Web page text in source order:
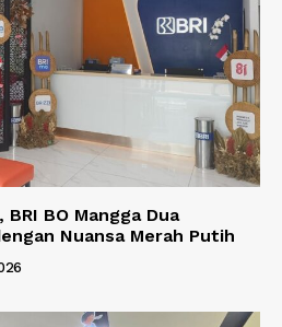
BO Mangga Dua
Nuansa Merah Putih